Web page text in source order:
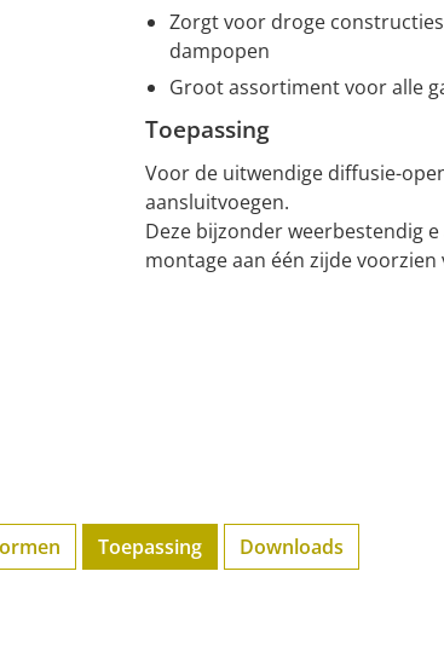
Zorgt voor droge
dampopen
Groot assortiment voor alle
Toepassing
Voor de uitwendige diffusie-
aansluitvoegen.
Deze bijzonder weerbestendig
montage aan één zijde
Toepassing Downloads